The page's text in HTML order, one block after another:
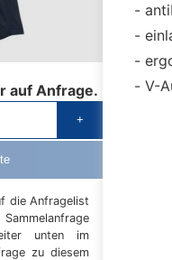
auf Anfrage.
+
die Anfragelist
unten im
zu diesem
V-